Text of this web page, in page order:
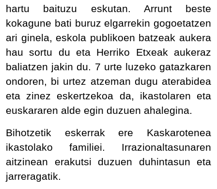
hartu baituzu eskutan. Arrunt beste
kokagune bati buruz elgarrekin gogoetatzen
ari ginela, eskola publikoen batzeak aukera
hau sortu du eta Herriko Etxeak aukeraz
baliatzen jakin du. 7 urte luzeko gatazkaren
ondoren, bi urtez atzeman dugu aterabidea
eta zinez eskertzekoa da, ikastolaren eta
euskararen alde egin duzuen ahalegina.
Bihotzetik eskerrak ere Kaskarotenea
ikastolako familiei. Irrazionaltasunaren
aitzinean erakutsi duzuen duhintasun eta
jarreragatik.